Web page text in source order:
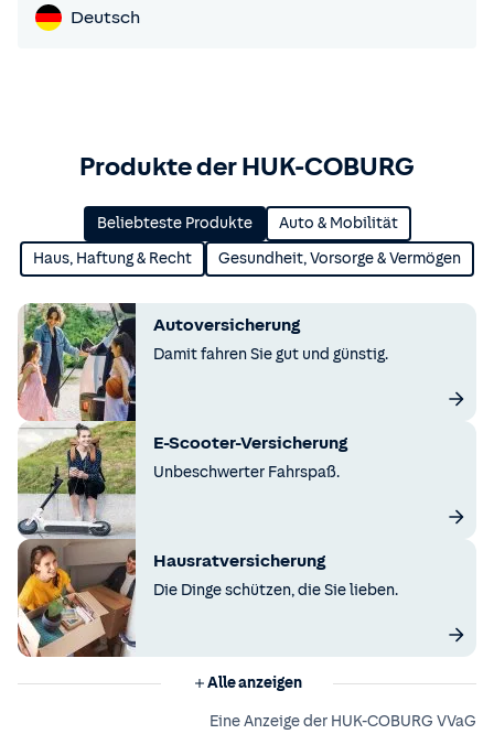
Deutsch
Produkte der HUK-COBURG
Beliebteste Produkte Auto & Mobilität
Haus, Haftung & Recht Gesundheit, Vorsorge & Vermögen
Autoversicherung
Damit fahren Sie gut und günstig.
E-Scooter-Versicherung
Unbeschwerter Fahrspaß.
Hausratversicherung
Die Dinge schützen, die Sie lieben.
Alle anzeigen
Eine Anzeige der HUK-COBURG VVaG